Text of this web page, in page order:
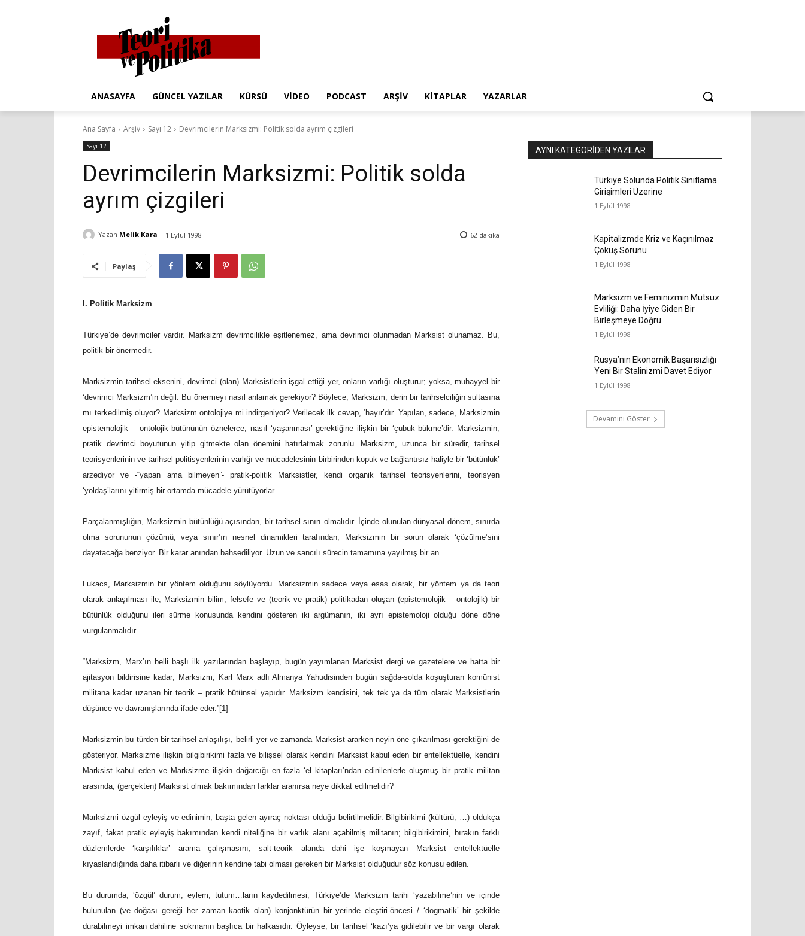
ANASAYFA GÜNCEL YAZILAR KÜRSÜ VIDEO PODCAST ARŞIV KITAPLAR YAZARLAR
Ana Sayfa Arşiv Sayı 12 Devrimcilerin Marksizmi: Politik solda ayrım çizgileri
Sayı 12
Devrimcilerin Marksizmi: Politik solda
ayrım çizgileri
Yazan Melik Kara 1 Eylül 1998 62 dakika
Paylaş
I. Politik Marksizm
Türkiye’de devrimciler vardır. Marksizm devrimcilikle eşitlenemez, ama devrimci olunmadan Marksist olunamaz. Bu,
politik bir önermedir.
Marksizmin tarihsel eksenini, devrimci (olan) Marksistlerin işgal ettiği yer, onların varlığı oluşturur; yoksa, muhayyel bir
‘devrimci Marksizm’in değil. Bu önermeyı nasıl anlamak gerekiyor? Böylece, Marksizm, derin bir tarihselciliğin sultasına
mı terkedilmiş oluyor? Marksizm ontolojiye mi indirgeniyor? Verilecek ilk cevap, ‘hayır’dır. Yapılan, sadece, Marksizmin
epistemolojik – ontolojik bütününün öznelerce, nasıl ‘yaşanması’ gerektiğine ilişkin bir ‘çubuk bükme’dir. Marksizmin,
pratik devrimci boyutunun yitip gitmekte olan önemini hatırlatmak zorunlu. Marksizm, uzunca bir süredir, tarihsel
teorisyenlerinin ve tarihsel politisyenlerinin varlığı ve mücadelesinin birbirinden kopuk ve bağlantısız haliyle bir ‘bütünlük’
arzediyor ve -“yapan ama bilmeyen”- pratik-politik Marksistler, kendi organik tarihsel teorisyenlerini, teorisyen
‘yoldaş’larını yitirmiş bir ortamda mücadele yürütüyorlar.
Parçalanmışlığın, Marksizmin bütünlüğü açısından, bir tarihsel sınırı olmalıdır. İçinde olunulan dünyasal dönem, sınırda
olma sorununun çözümü, veya sınır’ın nesnel dinamikleri tarafından, Marksizmin bir sorun olarak ‘çözülme’sini
dayatacağa benziyor. Bir karar anından bahsediliyor. Uzun ve sancılı sürecin tamamına yayılmış bir an.
Lukacs, Marksizmin bir yöntem olduğunu söylüyordu. Marksizmin sadece veya esas olarak, bir yöntem ya da teori
olarak anlaşılması ile; Marksizmin bilim, felsefe ve (teorik ve pratik) politikadan oluşan (epistemolojik – ontolojik) bir
bütünlük olduğunu ileri sürme konusunda kendini gösteren iki argümanın, iki ayrı epistemoloji olduğu döne döne
vurgulanmalıdır.
“Marksizm, Marx’ın belli başlı ilk yazılarından başlayıp, bugün yayımlanan Marksist dergi ve gazetelere ve hatta bir
ajitasyon bildirisine kadar; Marksizm, Karl Marx adlı Almanya Yahudisinden bugün sağda-solda koşuşturan komünist
militana kadar uzanan bir teorik – pratik bütünsel yapıdır. Marksizm kendisini, tek tek ya da tüm olarak Marksistlerin
düşünce ve davranışlarında ifade eder.”[1]
Marksizmin bu türden bir tarihsel anlaşılışı, belirli yer ve zamanda Marksist ararken neyin öne çıkarılması gerektiğini de
gösteriyor. Marksizme ilişkin bilgibirikimi fazla ve bilişsel olarak kendini Marksist kabul eden bir entellektüelle, kendini
Marksist kabul eden ve Marksizme ilişkin dağarcığı en fazla ‘el kitapları’ndan edinilenlerle oluşmuş bir pratik militan
arasında, (gerçekten) Marksist olmak bakımından farklar aranırsa neye dikkat edilmelidir?
Marksizmi özgül eyleyiş ve edinimin, başta gelen ayıraç noktası olduğu belirtilmelidir. Bilgibirikimi (kültürü, …) oldukça
zayıf, fakat pratik eyleyiş bakımından kendi niteliğine bir varlık alanı açabilmiş militanın; bilgibirikimini, bırakın farklı
düzlemlerde ‘karşılıklar’ arama çalışmasını, salt-teorik alanda dahi işe koşmayan Marksist entellektüelle
kıyaslandığında daha itibarlı ve diğerinin kendine tabi olması gereken bir Marksist olduğudur söz konusu edilen.
Bu durumda, ‘özgül’ durum, eylem, tutum…ların kaydedilmesi, Türkiye’de Marksizm tarihi ‘yazabilme’nin ve içinde
bulunulan (ve doğası gereği her zaman kaotik olan) konjonktürün bir yerinde eleştiri-öncesi / ‘dogmatik’ bir şekilde
durabilmeyi imkan dahiline sokmanın başlıca bir halkasıdır. Öyleyse, bir tarihsel ‘kazı’ya gidilebilir ve bir vargı olarak
AYNI KATEGORIDEN YAZILAR
Türkiye Solunda Politik Sınıflama
Girişimleri Üzerine
1 Eylül 1998
Kapitalizmde Kriz ve Kaçınılmaz
Çöküş Sorunu
1 Eylül 1998
Marksizm ve Feminizmin Mutsuz
Evliliği: Daha İyiye Giden Bir
Birleşmeye Doğru
1 Eylül 1998
Rusya’nın Ekonomik Başarısızlığı
Yeni Bir Stalinizmi Davet Ediyor
1 Eylül 1998
Devamını Göster